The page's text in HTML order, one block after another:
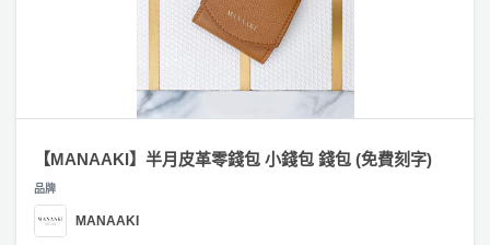
【MANAAKI】半月皮革零錢包 小錢包 錢包 (免費刻字)
品牌
MANAAKI